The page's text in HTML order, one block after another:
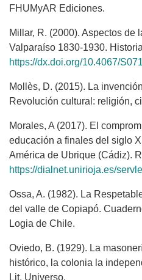
FHUMyAR Ediciones.
Millar, R. (2000). Aspectos de
Valparaíso 1830-1930.
https://dx.doi.org/10.4067/
Mollès, D. (2015). La
Revolución cultural: religión,
Morales, A (2017). El
educación a finales del siglo
América de Ubrique (Cádiz).
https://dialnet.unirioja.es/
Ossa, A. (1982). La
del valle de Copiapó.
Logia de Chile.
Oviedo, B. (1929). La
histórico, la colonia la
Lit. Universo.